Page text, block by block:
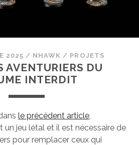
2025 / NHAWK / PROJETS
AVENTURIERS DU
INTERDIT
le précédent article,
un jeu létal et il est nécessaire de
pour remplacer ceux qui